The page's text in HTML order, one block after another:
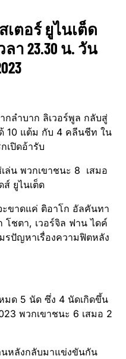
เตอร์​ ยู​ไนเต็ด
23.30 น. วัน
ลำบาก ลิเวอร์พูล​ กลับสู่
10 แต้ม กับ 4 คลีนชีท ใน
เปิดอ้ารับ
ล่น พวกเขาชนะ 8 เสมอ
ยู​ไนเต็ด​
ะขาดแค่ ติอาโก อัลคันทา
ชตา, เวอร์จิล ฟาน ไดค์
รปัญหา​เรื่องความฟิตหลัง
มด 5 นัด ซึ่ง 4 นัดเกิดขึ้น
พวกเขาชนะ 6 เสมอ 2
นหลังกลับมา​แข่ง​ขันกัน